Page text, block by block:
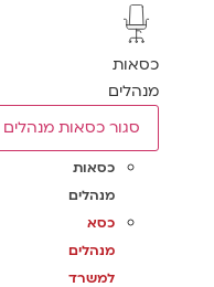
כסאות
מנהלים
סגור כסאות מנהלים
כסאות
מנהלים
כסא
מנהלים
למשרד